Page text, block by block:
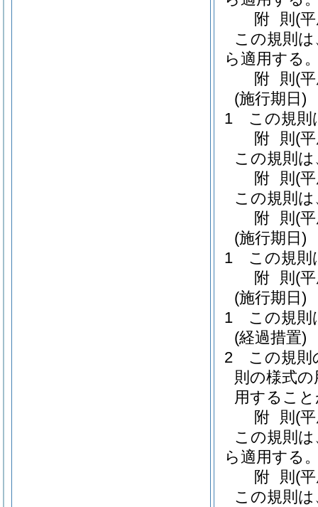
附 則 (
この規則
ら適用する
附 則 (
(施行期日)
1
この規則
附 則 (
この規則
附 則 (
この規則
附 則 (
(施行期日)
1
この規則
附 則 (
(施行期日)
1
この規則
(経過措置)
2
この規則
則の様式
用するこ
附 則 (
この規則
ら適用する
附 則 (
この規則